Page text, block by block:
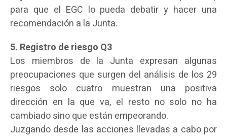
para que el EGC lo pueda debatir y hacer una
recomendación a la Junta.
5. Registro de riesgo Q3
Los miembros de la Junta expresan algunas
preocupaciones que surgen del análisis de los 29
riesgos solo cuatro muestran una positiva
dirección en la que va, el resto no solo no ha
cambiado sino que están empeorando.
Juzgando desde las acciones llevadas a cabo por